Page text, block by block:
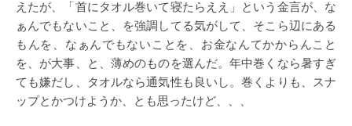
えたが、「首にタオル巻いて寝たらええ」という金言が、な
ぁんでもないこと、を強調してる気がして、そこら辺にある
もんを、なぁんでもないことを、お金なんてかからんこと
を、が大事、と、薄めのものを選んだ。年中巻くなら暑すぎ
ても嫌だし、タオルなら通気性も良いし。巻くよりも、スナ
ップとかつけようか、とも思ったけど、、、